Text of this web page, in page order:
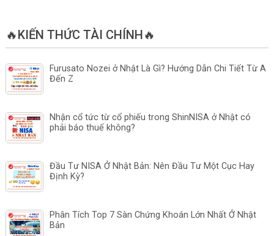
🔥KIẾN THỨC TÀI CHÍNH🔥
Furusato Nozei ở Nhật Là Gì? Hướng Dẫn Chi Tiết Từ A
Đến Z
Nhận cổ tức từ cổ phiếu trong ShinNISA ở Nhật có
phải báo thuế không?
Đầu Tư NISA Ở Nhật Bản: Nên Đầu Tư Một Cục Hay
Định Kỳ?
Phân Tích Top 7 Sàn Chứng Khoán Lớn Nhất Ở Nhật
Bản